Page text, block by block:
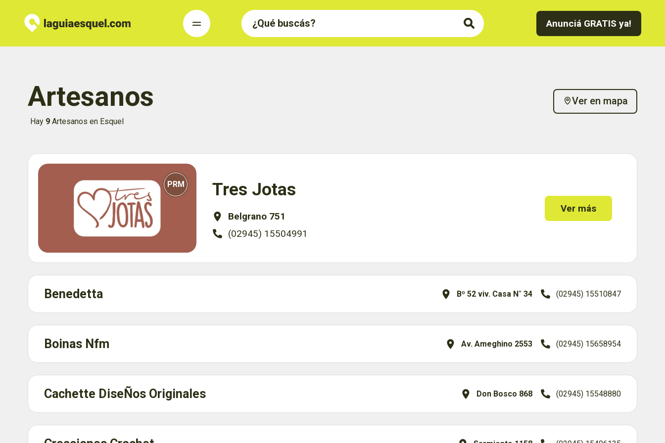
Anunciá GRATIS ya!
Artesanos
Hay 9 Artesanos en Esquel
Ver en mapa
PRM Tres Jotas
Belgrano 751
(02945) 15504991
Ver más
Benedetta Bº 52 viv. Casa N˚ 34 (02945) 15510847
Boinas Nfm Av. Ameghino 2553 (02945) 15658954
Cachette DiseÑos Originales Don Bosco 868 (02945) 15548880